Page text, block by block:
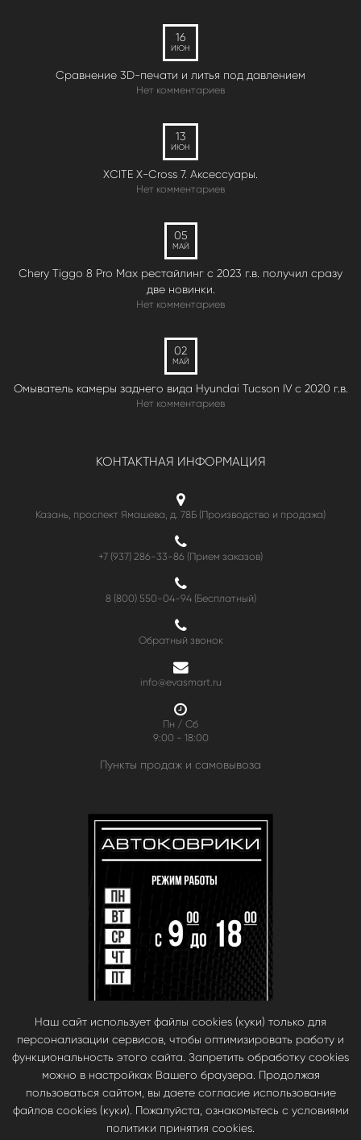
16
ИЮН
Сравнение 3D-печати и литья под давлением
Нет комментариев
13
ИЮН
XCITE X-Cross 7. Аксессуары.
Нет комментариев
05
МАЙ
Chery Tiggo 8 Pro Max рестайлинг с 2023 г.в. получил сразу
две новинки.
Нет комментариев
02
МАЙ
Омыватель камеры заднего вида Hyundai Tucson IV c 2020 г.в.
Нет комментариев
КОНТАКТНАЯ ИНФОРМАЦИЯ
Казань, проспект Ямашева, д. 78Б (Производство и продажа)
+7 (937) 286-33-86 (Прием заказов)
8 (800) 550-04-94(Бесплатный)
Обратный звонок
info@evasmart.ru
Пн / Сб
9:00 - 18:00
Пункты продаж и самовывоза
© babara 2014. При публикации материалов с сайта, ссылка на сайт
Наш сайт использует файлы cookies (куки) только для
персонализации сервисов, чтобы оптимизировать работу и
функциональность этого сайта. Запретить обработку cookies
можно в настройках Вашего браузера. Продолжая
пользоваться сайтом, вы даете согласие использование
файлов cookies (куки). Пожалуйста, ознакомьтесь с условиями
политики принятия cookies.